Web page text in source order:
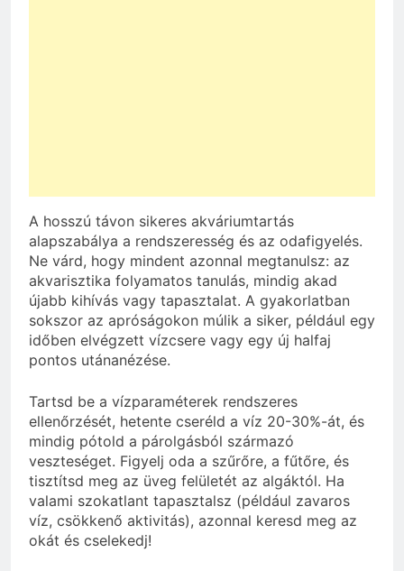
A hosszú távon sikeres akváriumtartás
alapszabálya a rendszeresség és az odafigyelés.
Ne várd, hogy mindent azonnal megtanulsz: az
akvarisztika folyamatos tanulás, mindig akad
újabb kihívás vagy tapasztalat. A gyakorlatban
sokszor az apróságokon múlik a siker, például egy
időben elvégzett vízcsere vagy egy új halfaj
pontos utánanézése.
Tartsd be a vízparaméterek rendszeres
ellenőrzését, hetente cseréld a víz 20-30%-át, és
mindig pótold a párolgásból származó
veszteséget. Figyelj oda a szűrőre, a fűtőre, és
tisztítsd meg az üveg felületét az algáktól. Ha
valami szokatlant tapasztalsz (például zavaros
víz, csökkenő aktivitás), azonnal keresd meg az
okát és cselekedj!